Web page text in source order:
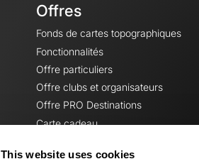
This website uses cookies
Offres
Fonds de cartes topographiques
Fonctionnalités
Offre particuliers
Offre clubs et organisateurs
Offre PRO Destinations
Carte cadeau